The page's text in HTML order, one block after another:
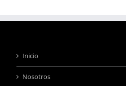
Inicio
Nosotros